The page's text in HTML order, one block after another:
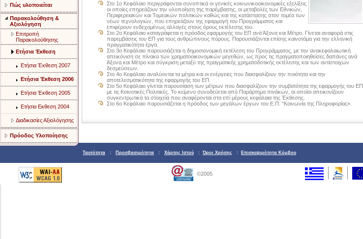
Πώς υλοποιείται
Παρακολούθηση &
Αξιολόγηση
Επιτροπή
Παρακολούθησης
Ετήσια Έκθεση
Ετήσια Έκθεση 2007
Ετήσια Έκθεση 2006
Ετήσια Έκθεση 2005
Ετήσια Εκθεση 2004
Διαδικασίες Αξιολόγησης
Πρόοδος Υλοποίησης
Στο 1ο Κεφάλαιο περιγράφονται συνοπτικά οι γενικές κοινωνικοοικονομικές εξελίξεις
οι οποίες επηρεάζουν την υλοποίηση της παρέμβασης, οι μεταβολές των Εθνικών,
Περιφερειακών και Τομεακών πολιτικών καθώς και της κατάστασης στον τομέα των
νέων τεχνολογιών, που επηρεάζουν της εφαρμογή του Προγράμματος και
επιφέρουν ενδεχομένως αλλαγές στους όρους εκτέλεσης του.
Στο 2ο Κεφάλαιο καταγράφεται η πρόοδος εφαρμογής του ΕΠ ανά Άξονα και Μέτρο. Γίνεται αναφορά στις
παρεμβάσεις του ΕΠ για τους ανθρώπινους πόρους. Παρουσιάζονται επίσης καινοτόμα για την ελληνική
πραγματικότητα έργα.
Στο 3ο Κεφάλαιο παρουσιάζεται η δημοσιονομική εκτέλεση του Προγράμματος, με την ανακεφαλαιωτική
απεικόνιση σε πίνακα των χρηματοοικονομικών μεγεθών, ως προς τις πραγματοποιηθείσες δαπάνες ανά
Άξονα και Μέτρο και σύγκριση μεταξύ της πραγματικής χρηματοδοτικής εκτέλεσης και των αντίστοιχων
δεσμεύσεων.
Στο 4ο Κεφάλαιο αναλύονται τα μέτρα και οι ενέργειες που διασφαλίζουν την ποιότητα και την
αποτελεσματικότητα της εφαρμογής του ΕΠ.
Στο 5ο Κεφάλαιο γίνεται παρουσίαση των μέτρων που διασφαλίζουν την συμβατότητα της εφαρμογής του ΕΠ
με τις Κοινοτικές Πολιτικές. Το κείμενο συνοδεύεται από Παράρτημα πινάκων, οι οποίοι απεικονίζουν
συγκεντρωτικά τα στοιχεία που αναφέρονται στα επί μέρους κεφάλαια της Έκθεσης.
Στο 6ο Κεφάλαιο παρουσιάζεται η πρόοδος των μεγάλων έργων του Ε.Π. "Κοινωνία της Πληροφορίας».
Ταυτότητα : Προσβασιμότητα : Χάρτης Ιστού : Όροι Χρήσης : Επισκεψιμότητα Κόμβου
©2005